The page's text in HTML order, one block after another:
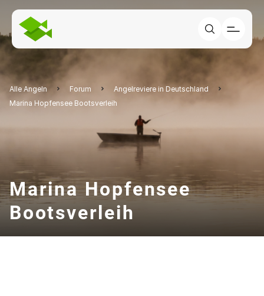
Alle Angeln Forum
Angelreviere in Deutschland
Marina Hopfensee Bootsverleih
Marina Hopfensee
Bootsverleih